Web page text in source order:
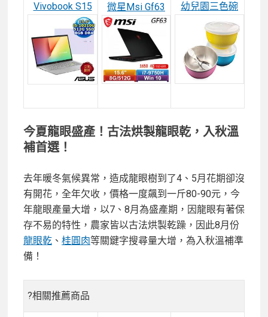
Vivobook S15 微星Msi Gf63 幼兒園三色碗
今夏龍眼盛產！古法烘製龍眼乾，入秋溫
補首選！
去年暖冬氣候異常，造成龍眼樹到了4、5月花期卻沒
有開花，全年欠收，價格一度飆到一斤80-90元，今
年龍眼產量大增，以7、8月為盛產期，因龍眼有著保
存不易的特性，農家皆以古法烘製乾躁，因此8月份
龍眼乾 、 桂圓肉等關鍵字搜尋量大增，為入秋溫補準
備！
?相關推薦商品